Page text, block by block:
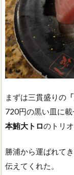
まずは三貫盛りの
720円の黒い皿に載
本鮪大トロのトリオ
勝浦から運ばれて
伝えてくれた。